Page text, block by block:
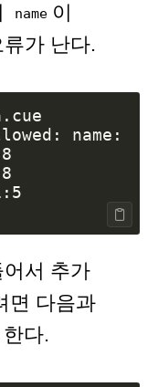
name 이
가 난다.
서 추가
면 다음과
다.